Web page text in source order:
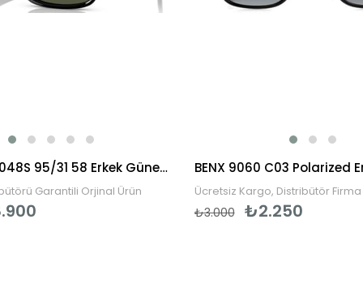
Persol PO3048S 95/31 58 Erkek Güneş Gözlüğü
Garantili Orjinal Ürün Ücretsiz Kargo, Distribütör
₺2.250
₺3.000